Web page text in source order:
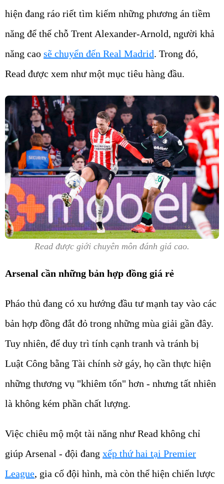
hiện đang ráo riết tìm kiếm những phương án tiềm
năng để thế chỗ Trent Alexander-Arnold, người khả
năng cao sẽ chuyển đến Real Madrid. Trong đó,
Read được xem như một mục tiêu hàng đầu.
Read được giới chuyên môn đánh giá cao.
Arsenal cần những bản hợp đồng giá rẻ
Pháo thủ đang có xu hướng đầu tư mạnh tay vào các
bản hợp đồng đắt đỏ trong những mùa giải gần đây.
Tuy nhiên, để duy trì tính cạnh tranh và tránh bị
Luật Công bằng Tài chính sờ gáy, họ cần thực hiện
những thương vụ "khiêm tốn" hơn - nhưng tất nhiên
là không kém phần chất lượng.
Việc chiêu mộ một tài năng như Read không chỉ
giúp Arsenal - đội đang xếp thứ hai tại Premier
League, gia cố đội hình, mà còn thể hiện chiến lược